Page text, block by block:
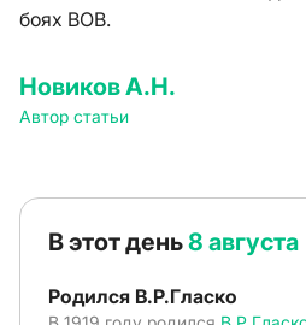
боях ВОВ.
Новиков А.Н.
Автор статьи
В этот день8 августа
Родился В.Р.Гласко